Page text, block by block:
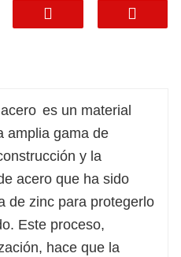
Esto lo
de aplicaciones, desde
piezas y
Su versatilidad
para muchas
para mantenerlo
es un material
amplia gama de
y la
acero que ha sido
de zinc para protegerlo
Este proceso,
hace que la